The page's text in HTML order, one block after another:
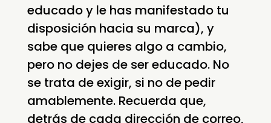
educado y le has manifestado tu
disposición hacia su marca), y
sabe que quieres algo a cambio,
pero no dejes de ser educado. No
se trata de exigir, si no de pedir
amablemente. Recuerda que,
detrás de cada dirección de correo,